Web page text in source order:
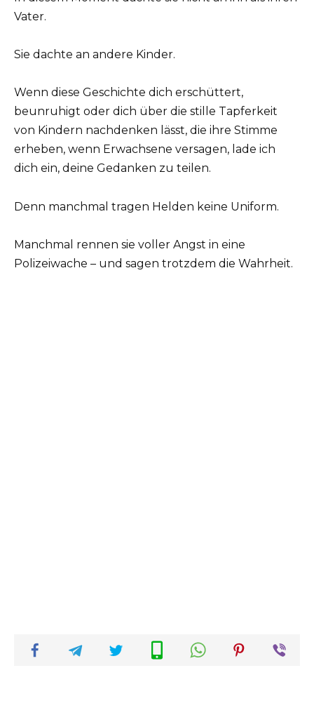
Vater.
Sie dachte an andere Kinder.
Wenn diese Geschichte dich erschüttert,
beunruhigt oder dich über die stille Tapferkeit
von Kindern nachdenken lässt, die ihre Stimme
erheben, wenn Erwachsene versagen, lade ich
dich ein, deine Gedanken zu teilen.
Denn manchmal tragen Helden keine Uniform.
Manchmal rennen sie voller Angst in eine
Polizeiwache – und sagen trotzdem die Wahrheit.